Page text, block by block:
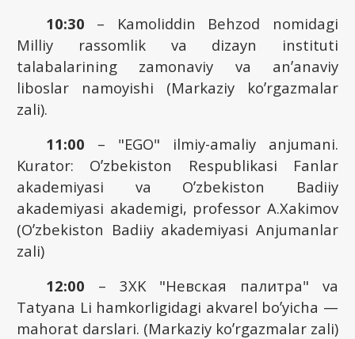
10:30 – Kamoliddin Behzod nomidagi
Milliy rassomlik va dizayn instituti
talabalarining zamonaviy va anʼanaviy
liboslar namoyishi (Markaziy koʼrgazmalar
zali).
11:00 – "EGO" ilmiy-amaliy anjumani.
Kurator: Oʼzbekiston Respublikasi Fanlar
akademiyasi va Oʼzbekiston Badiiy
akademiyasi akademigi, professor А.Xakimov
(Oʼzbekiston Badiiy akademiyasi Аnjumanlar
zali)
12:00 – 3XK "Невская палитра" va
Tatyana Li hamkorligidagi akvarel boʼyicha —
mahorat darslari. (Markaziy koʼrgazmalar zali)